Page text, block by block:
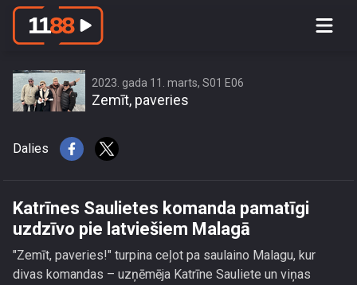
Katrīnes Saulietes komanda pamatīgi
2023. gada 11. marts, S01 E06
Zemīt, paveries
Dalies
Katrīnes Saulietes komanda pamatīgi
uzdzīvo pie latviešiem Malagā
"Zemīt, paveries!" turpina ceļot pa saulaino Malagu, kur
divas komandas – uzņēmēja Katrīne Sauliete un viņas